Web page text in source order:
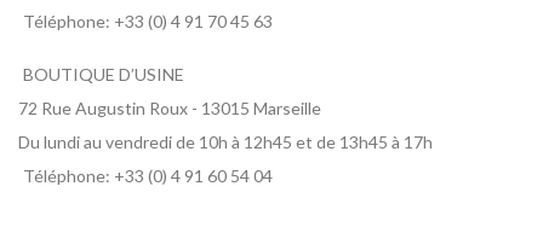
Téléphone: +33 (0) 4 91 70 45 63
BOUTIQUE D’USINE
72 Rue Augustin Roux - 13015 Marseille
Du lundi au vendredi de 10h à 12h45 et de 13h45 à 17h
Téléphone: +33 (0) 4 91 60 54 04